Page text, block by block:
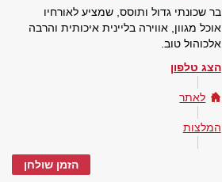
בר שכונתי גדול ותוסס, שמציע לאורחיו
אוכל מגוון, אווירה בליינית איכותית והרבה
אלכוהול טוב.
הצג טלפון
לאתר
המלצות
הזמן שולחן